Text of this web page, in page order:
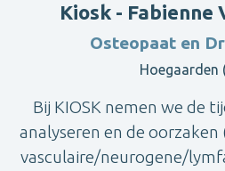
Kiosk - Fabienne
Osteopaat en
Hoegaarden
Bij KIOSK nemen we de
analyseren en de
vasculaire/neurogene/